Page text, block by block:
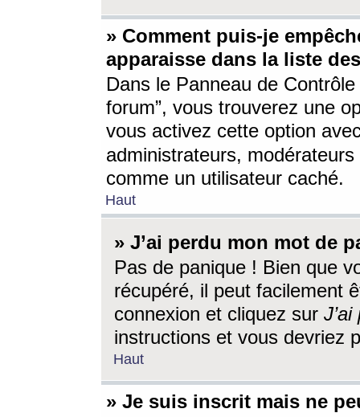
» Comment puis-je
apparaisse dans la liste
Dans le Panneau de
forum”, vous trouverez une
vous activez cette option
administrateurs,
comme un utilisateur caché.
Haut
» J’ai perdu mon mot de
Pas de panique ! Bien que
récupéré, il peut facilement
connexion et cliquez sur
instructions et vous devriez
Haut
» Je suis inscrit mais ne